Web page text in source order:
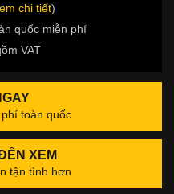
chi tiết)
quốc miễn phí
VAT
toàn quốc
XEM
tận tình hơn